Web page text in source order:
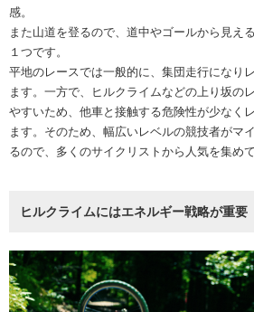
感。
また山道を登るので、道中やゴールから見え
１つです。
平地のレースでは一般的に、集団走行になり
ます。一方で、ヒルクライムなどの上り坂の
やすいため、他車と接触する危険性が少なく
ます。そのため、幅広いレベルの競技者がマ
るので、多くのサイクリストから人気を集めて
ヒルクライムにはエネルギー戦略が重要